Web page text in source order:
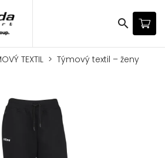
search
TEXTIL Týmový textil – ženy